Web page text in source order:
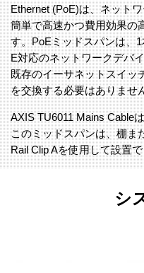
Ethernet (PoE)は、ネット
簡単で高速かつ費用効果の
す。PoEミッドスパンは、
E対応のネットワークデバ
既存のイーサネットスイッ
を交換する必要はありませ
AXIS TU6011 Mains Cable
このミッドスパンは、棚ま
Rail Clip Aを使用して設置
シ